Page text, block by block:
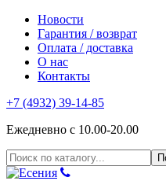
Новости
Гарантия / возврат
Оплата / доставка
О нас
Контакты
+7 (4932) 39-14-85
Ежедневно с 10.00-20.00